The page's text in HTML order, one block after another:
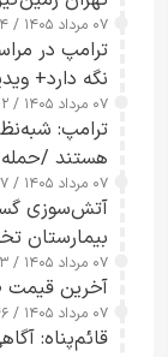
۰۷ مرداد ۱۴۰۵ / ۱۷:۲۴
ترامپ در
نگه دارد+
۰۷ مرداد ۱۴۰۵ / ۱۷:۰۲
ترامپ:
هستند /حمله
۰۷ مرداد ۱۴۰۵ / ۱۴:۲۷
آتش‌سوزی
بیمارستان
۰۷ مرداد ۱۴۰۵ / ۱۳:۰۳
آخرین قیمت طلا،
۰۷ مرداد ۱۴۰۵ / ۱۱:۴۶
قائم‌پناه: